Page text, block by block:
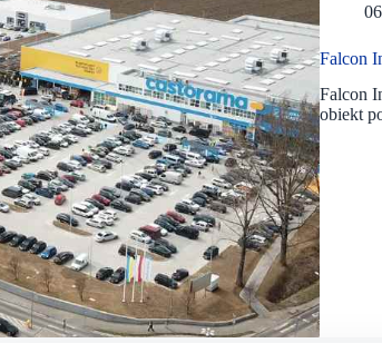
Falcon
Falcon
obiekt